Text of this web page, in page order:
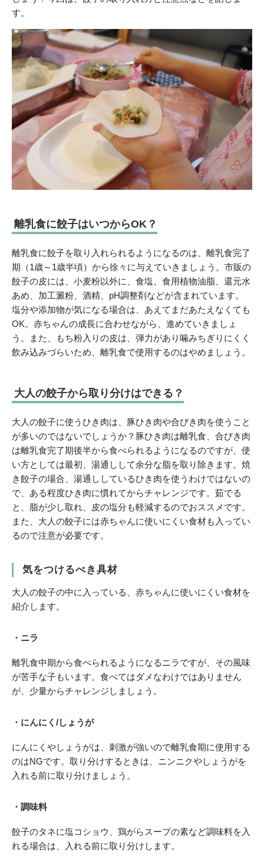
す。
離乳食に餃子はいつからOK？
離乳食に餃子を取り入れられるようになるのは、離乳食完了
期（1歳～1歳半頃）から徐々に与えていきましょう。市販の
餃子の皮には、小麦粉以外に、食塩、食用植物油脂、還元水
あめ、加工澱粉、酒精、pH調整剤などが含まれています。
塩分や添加物が気になる場合は、あえてまだあたえなくても
OK。赤ちゃんの成長に合わせながら、進めていきましょ
う。また、もち粉入りの皮は、弾力があり噛みちぎりにくく
飲み込みづらいため、離乳食で使用するのはやめましょう。
大人の餃子から取り分けはできる？
大人の餃子に使うひき肉は、豚ひき肉や合びき肉を使うこと
が多いのではないでしょうか？豚ひき肉は離乳食、合びき肉
は離乳食完了期後半から食べられるようになるのですが、使
い方としては最初、湯通しして余分な脂を取り除きます。焼
き餃子の場合、湯通ししているひき肉を使うわけではないの
で、ある程度ひき肉に慣れてからチャレンジです。茹でる
と、脂が少し取れ、皮の塩分も軽減するのでおススメです。
また、大人の餃子には赤ちゃんに使いにくい食材も入ってい
るので注意が必要です。
気をつけるべき具材
大人の餃子の中に入っている、赤ちゃんに使いにくい食材を
紹介します。
・ニラ
離乳食中期から食べられるようになるニラですが、その風味
が苦手な子もいます。食べてはダメなわけではありません
が、少量からチャレンジしましょう。
・にんにく/しょうが
にんにくやしょうがは、刺激が強いので離乳食期に使用する
のはNGです。取り分けするときは、ニンニクやしょうがを
入れる前に取り分けましょう。
・調味料
餃子のタネに塩コショウ、鶏がらスープの素など調味料を入
れる場合は、入れる前に取り分けします。